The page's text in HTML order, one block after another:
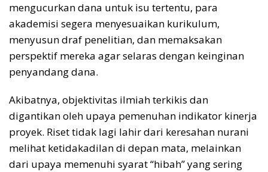
mengucurkan dana untuk isu tertentu, para
akademisi segera menyesuaikan kurikulum,
menyusun draf penelitian, dan memaksakan
perspektif mereka agar selaras dengan keinginan
penyandang dana.
Akibatnya, objektivitas ilmiah terkikis dan
digantikan oleh upaya pemenuhan indikator kinerja
proyek. Riset tidak lagi lahir dari keresahan nurani
melihat ketidakadilan di depan mata, melainkan
dari upaya memenuhi syarat “hibah” yang sering